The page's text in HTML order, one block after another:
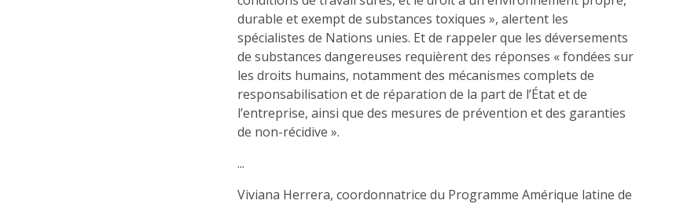
durable et exempt de substances toxiques », alertent les
spécialistes de Nations unies. Et de rappeler que les déversements
de substances dangereuses requièrent des réponses « fondées sur
les droits humains, notamment des mécanismes complets de
responsabilisation et de réparation de la part de l’État et de
l’entreprise, ainsi que des mesures de prévention et des garanties
de non-récidive ».
...
Viviana Herrera, coordonnatrice du Programme Amérique latine de